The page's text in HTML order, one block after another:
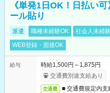
《単発1日OK！日払い
ール貼り
派遣 職種未経験OK 社会人未経
WEB登録・面接OK
給与
時給1,500円～1,875円
交通費別途支給あり
交通費 ■ 交通費規定内